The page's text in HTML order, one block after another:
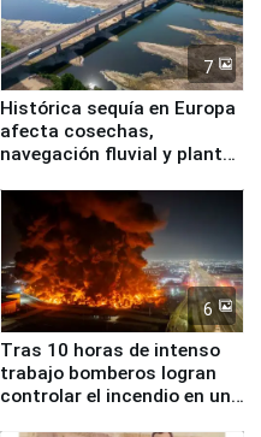
7
Histórica sequía en Europa
afecta cosechas,
navegación fluvial y plantas
6
Tras 10 horas de intenso
trabajo bomberos logran
controlar el incendio en una